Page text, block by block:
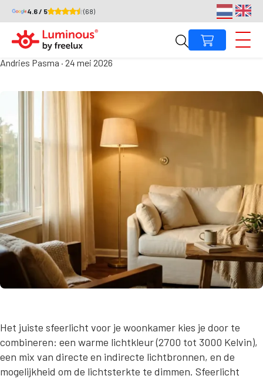
4.6 / 5 (68)
Hoe kies je het juiste sfeerlicht
voor je woonkamer?
Andries Pasma · 24 mei 2026
Het juiste sfeerlicht voor je woonkamer kies je door te
combineren: een warme lichtkleur (2700 tot 3000 Kelvin),
een mix van directe en indirecte lichtbronnen, en de
mogelijkheid om de lichtsterkte te dimmen. Sfeerlicht